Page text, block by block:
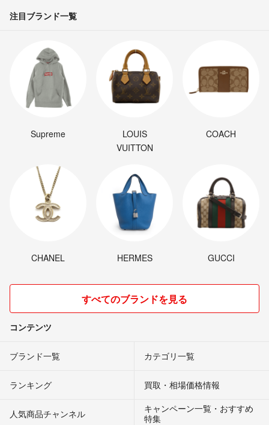
注目ブランド一覧
Supreme
LOUIS
VUITTON
COACH
CHANEL HERMES GUCCI
すべてのブランドを見る
コンテンツ
ブランド一覧 カテゴリ一覧
ランキング 買取・相場価格情報
人気商品チャンネル
キャンペーン一覧・おすすめ
特集